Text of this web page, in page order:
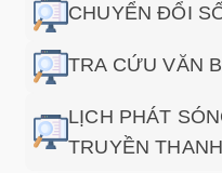
CHUYỂN ĐỔI
TRA CỨU VĂN
LỊCH PHÁT
TRUYỀN